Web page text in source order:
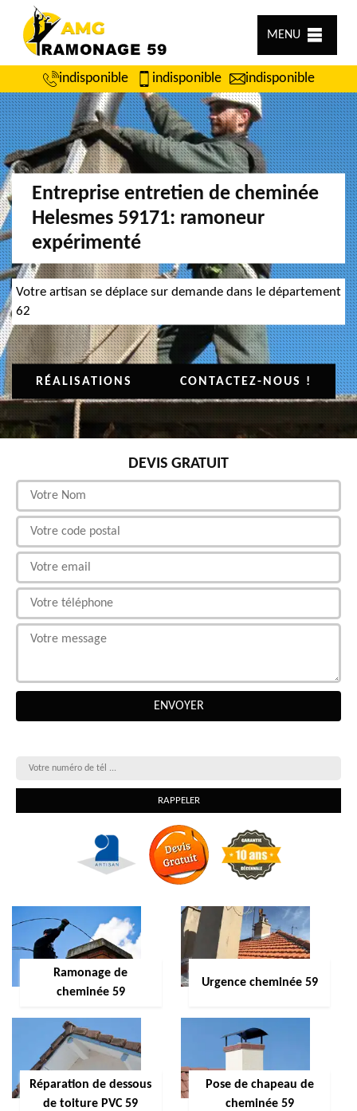
MENU
indisponible indisponible indisponible
Entreprise entretien de cheminée
Helesmes 59171: ramoneur
expérimenté
Votre artisan se déplace sur demande dans le département
62
RÉALISATIONS CONTACTEZ-NOUS !
DEVIS GRATUIT
Ramonage de
cheminée 59
Urgence cheminée 59
Réparation de dessous
de toiture PVC 59
Pose de chapeau de
cheminée 59